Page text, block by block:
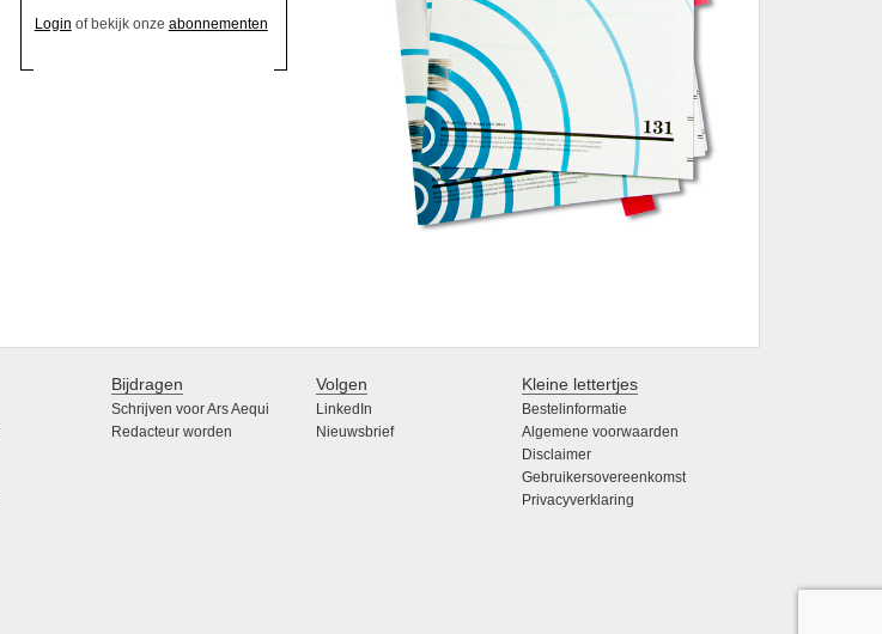
Login of bekijk onze abonnementen
Bijdragen
Schrijven voor Ars Aequi
Redacteur worden
Volgen
LinkedIn
Nieuwsbrief
Kleine lettertjes
Bestelinformatie
Algemene voorwaarden
Disclaimer
Gebruikersovereenkomst
Privacyverklaring